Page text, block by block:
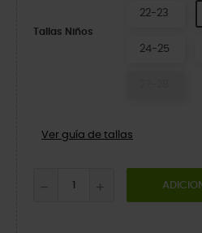
Tallas Niños
22-23
24-25
Ver guía de tallas